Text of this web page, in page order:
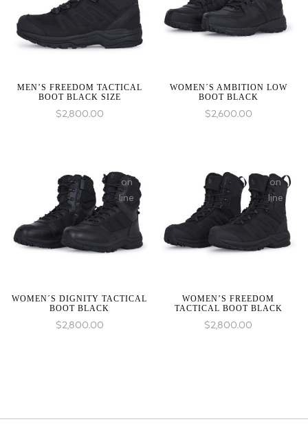
MEN’S FREEDOM TACTICAL
BOOT BLACK SIZE
$2,800.00
WOMEN´S AMBITION LOW
BOOT BLACK
$2,600.00
1 to
an
given
on
line
WOMEN´S DIGNITY TACTICAL
BOOT BLACK
$2,800.00
1 to
an
given
on
line
WOMEN’S FREEDOM
TACTICAL BOOT BLACK
$2,800.00